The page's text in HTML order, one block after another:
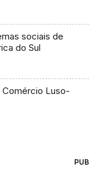
sociais de
do Sul
Comércio Luso-
PUB